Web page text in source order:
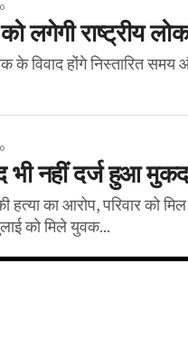
लगेगी राष्ट्रीय
के विवाद होंगे निस्तारित
भी नहीं दर्ज हुआ
हत्या का आरोप, परिवार को
को मिले युवक...